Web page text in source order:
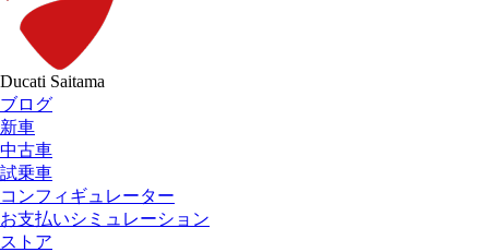
Ducati Saitama
ブログ
新車
中古車
試乗車
コンフィギュレーター
お支払いシミュレーション
ストア